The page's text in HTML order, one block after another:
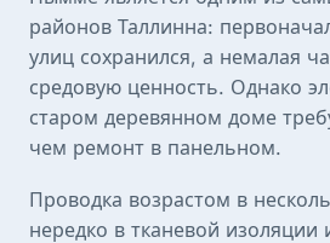
районов Таллинна:
улиц сохранился, а немалая
средовую ценность. Однако
старом деревянном доме
чем ремонт в панельном.
Проводка возрастом в
нередко в тканевой изоляции